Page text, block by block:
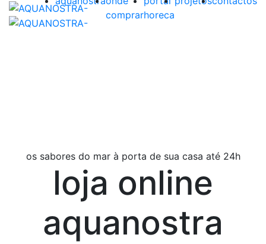
comprarhoreca
os sabores do mar à porta de sua casa até 24h
loja online
aquanostra